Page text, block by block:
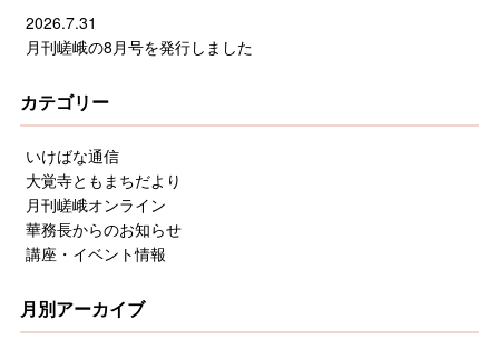
2026.7.31
月刊嵯峨の8月号を発行しました
カテゴリー
いけばな通信
大覚寺ともまちだより
月刊嵯峨オンライン
華務長からのお知らせ
講座・イベント情報
月別アーカイブ